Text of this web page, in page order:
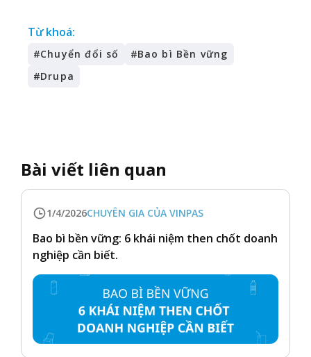
Từ khoá:
#Chuyển đổi số #Bao bì Bền vững
#Drupa
Bài viết liên quan
1/4/2026CHUYÊN GIA CỦA VINPAS
Bao bì bền vững: 6 khái niệm then chốt doanh
nghiệp cần biết.